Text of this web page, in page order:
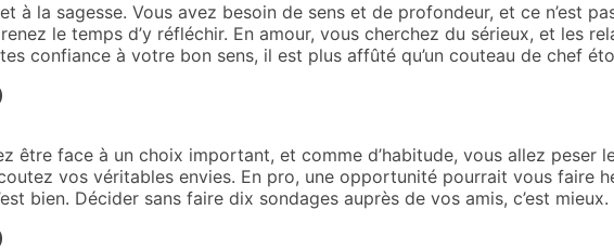
à la sagesse. Vous avez besoin de sens et de profondeur, et ce n’est
le temps d’y réfléchir. En amour, vous cherchez du sérieux, et les
confiance à votre bon sens, il est plus affûté qu’un couteau de chef
être face à un choix important, et comme d’habitude, vous allez
vos véritables envies. En pro, une opportunité pourrait vous faire
bien. Décider sans faire dix sondages auprès de vos amis, c’est mieux.